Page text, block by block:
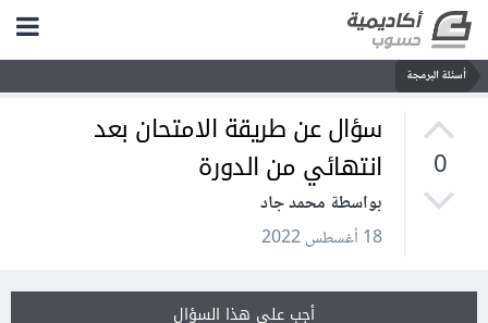
أسئلة البرمجة
0
سؤال عن طريقة الامتحان بعد
انتهائي من الدورة
بواسطة محمد جاد
18 أغسطس 2022
أجب على هذا السؤال